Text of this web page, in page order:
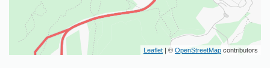
Leaflet | © OpenStreetMap contributors